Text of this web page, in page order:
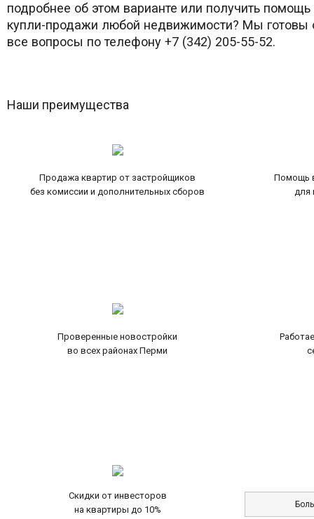
подробнее об этом варианте или получить помощь
купли-продажи любой недвижимости? Мы готовы
все вопросы по телефону +7 (342) 205-55-52.
Наши преимущества
Продажа квартир от застройщиков
без комиссии и дополнительных сборов
Помощь
для
Проверенные новостройки
во всех районах Перми
Скидки от инвесторов
на квартиры до 10%